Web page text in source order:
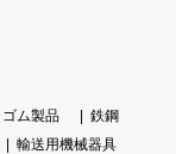
ゴム製品
鉄鋼
輸送用機械器具